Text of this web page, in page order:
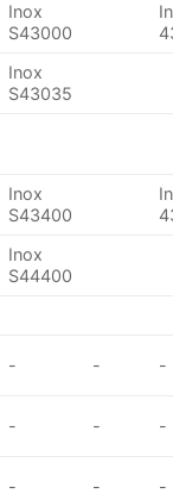
Inox
S43000
Inox
S43035
Inox
S43400
Inox
S44400
- - -
- - -
- - -